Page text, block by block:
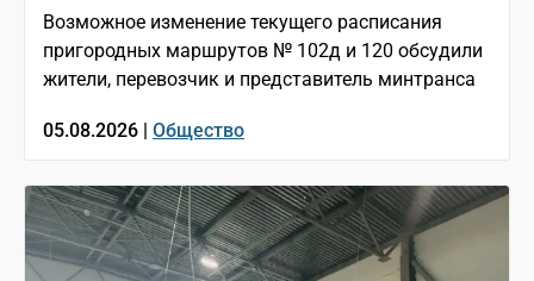
Возможное изменение текущего расписания
пригородных маршрутов № 102д и 120 обсудили
жители, перевозчик и представитель минтранса
05.08.2026 | Общество